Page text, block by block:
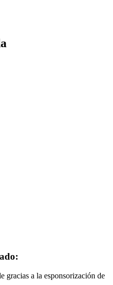
gracias a la esponsorización de